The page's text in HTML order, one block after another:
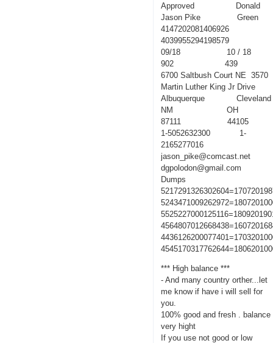
Approved Donald
Jason Pike Green
4147202081406926
4039955294198579
09/18 10 / 18
902 439
6700 Saltbush Court NE 3570
Martin Luther King Jr Drive
Albuquerque Cleveland
NM OH
87111 44105
1-5052632300 1-
2165277016
jason_pike@comcast.net
dgpolodon@gmail.com
Dumps
*** High balance ***
- And many country orther...let
me know if have i will sell for
you.
100% good and fresh . balance
very hight
If you use not good or low